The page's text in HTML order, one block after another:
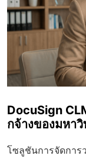
DocuSign
กจ้างของมหา
โซลูชันการจัดการ